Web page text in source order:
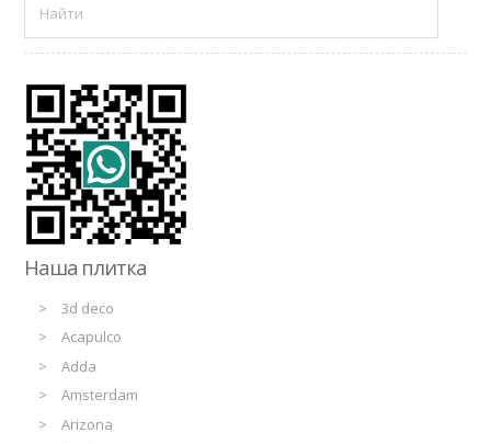
Наша плитка
3d deco
Acapulco
Adda
Amsterdam
Arizona